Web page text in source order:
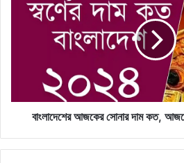
বাংলাদেশের আজকের সোনার দাম কত,